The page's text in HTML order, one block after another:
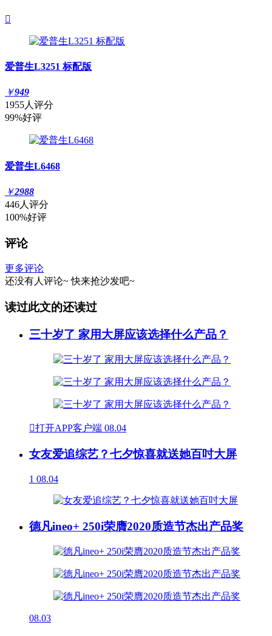

爱普生L3251 标配版
￥949
1955人评分
99%好评
爱普生L6468
￥2988
446人评分
100%好评
评论
更多评论
还没有人评论~ 快来抢沙发吧~
读过此文的还读过
三十岁了 家用大屏应该选择什么产品？
打开APP客户端 08.04
女友爱追综艺？七夕惊喜就送她百吋大屏
1 08.04
德凡ineo+ 250i荣膺2020质造节杰出产品奖
08.03